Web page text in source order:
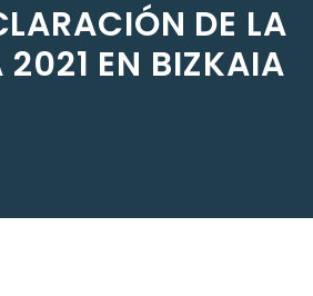
DE LA
2021 EN BIZKAIA